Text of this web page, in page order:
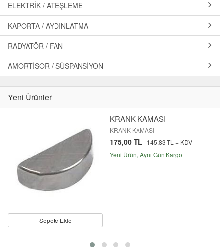
ELEKTRİK / ATEŞLEME
KAPORTA / AYDINLATMA
RADYATÖR / FAN
AMORTİSÖR / SÜSPANSİYON
Yeni Ürünler
Sepete Ekle
KRANK KAMASI
KRANK KAMASI
175,00 TL
145,83 TL + KDV
Yeni Ürün Aynı Gün Kargo